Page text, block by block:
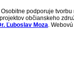
podporuje
občianskeho
Ľuboslav Moza.